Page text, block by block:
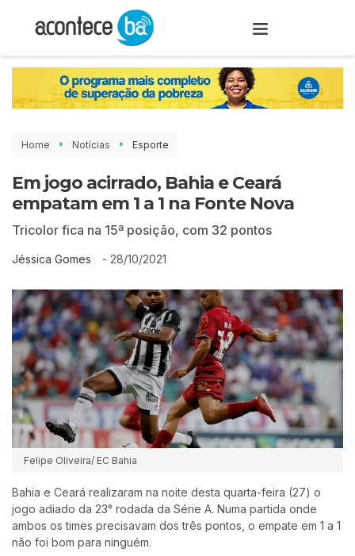
Home Notícias Esporte
Em jogo acirrado, Bahia e Ceará
empatam em 1 a 1 na Fonte Nova
Tricolor fica na 15ª posição, com 32 pontos
Jéssica Gomes - 28/10/2021
Felipe Oliveira/ EC Bahia
Bahia e Ceará realizaram na noite desta quarta-feira (27) o
jogo adiado da 23° rodada da Série A. Numa partida onde
ambos os times precisavam dos três pontos, o empate em 1 a 1
não foi bom para ninguém.